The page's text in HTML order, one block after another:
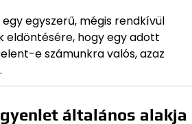
egyszerű, mégis rendkívül
eldöntésére, hogy egy adott
e számunkra valós, azaz
általános alakja